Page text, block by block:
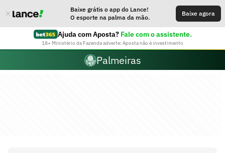
Baixe grátis o app do Lance!
O esporte na palma da mão.
Baixe agora
Ajuda com Aposta? Fale com o assistente.
18+ Ministério da Fazenda adverte: Aposta não é investimento
Palmeiras